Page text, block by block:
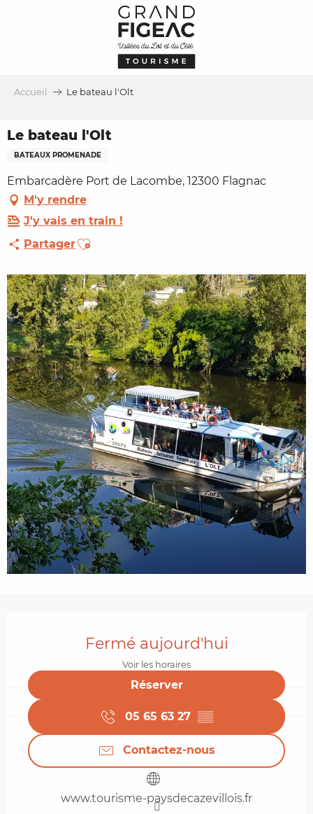
Accueil Le bateau l'Olt
Le bateau l'Olt
BATEAUX PROMENADE
Embarcadère Port de Lacombe, 12300 Flagnac
M'y rendre
J'y vais en train !
PartagerAjouter aux favoris
Fermé aujourd'hui
Voir les horaires
Réserver
05 65 63 27 ▒▒
Contactez-nous
www.tourisme-paysdecazevillois.fr